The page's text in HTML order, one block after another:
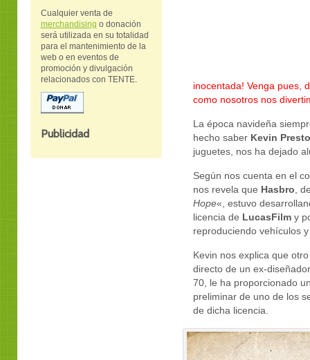
Cualquier venta de
merchandising o donación
será utilizada en su totalidad
para el mantenimiento de la
web o en eventos de
promoción y divulgación
relacionados con TENTE.
Publicidad
inocentada! Venga pues,
como nosotros nos
La época navideña
hecho saber Kevin
juguetes, nos ha dejado
Según nos cuenta en el
nos revela que Hasbro,
Hope«, estuvo
licencia de LucasFilm y
reproduciendo vehículos
Kevin nos explica que
directo de un ex-
70, le ha proporcionado
preliminar de uno de los
de dicha licencia.